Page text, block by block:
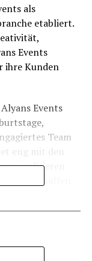
als
etabliert.
Events
ihre Kunden
Events
Team
eng mit den
zu realisieren
zu schaffen,
Events ist ihr
für